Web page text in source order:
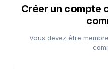
Créer un compte
Vous devez être